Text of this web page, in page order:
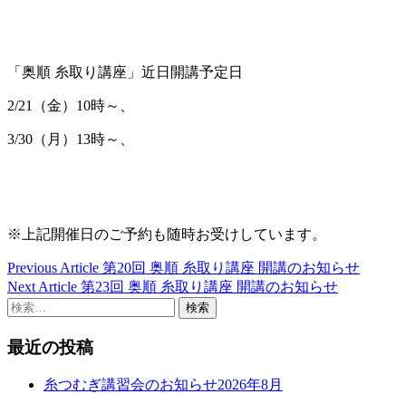
「奥順 糸取り講座」近日開講予定日
2/21（金）10時～、
3/30（月）13時～、
※上記開催日のご予約も随時お受けしています。
投
稿
ビ
Previous Article 第20回 奥順 糸取り講座 開講のお知らせ
Next Article 第23回 奥順 糸取り講座 開講のお知らせ
検
最近の投稿
糸つむぎ講習会のお知らせ2026年8月